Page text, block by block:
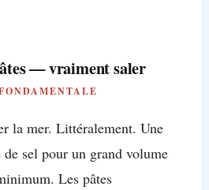
— vraiment saler
la mer. Littéralement. Une
sel pour un grand volume
Les pâtes